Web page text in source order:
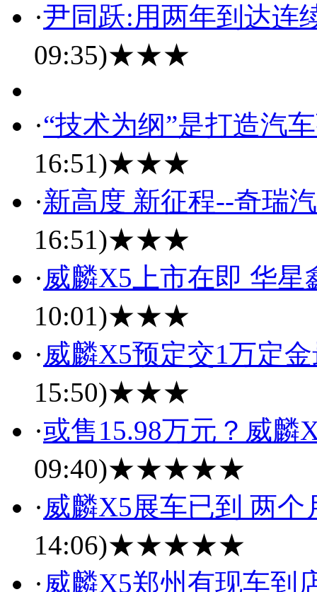
·尹同跃:用两年到达连
09:35)★★★
·“技术为纲”是打造汽
16:51)★★★
·新高度 新征程--奇瑞
16:51)★★★
·威麟X5上市在即 华
10:01)★★★
·威麟X5预定交1万定
15:50)★★★
·或售15.98万元？威麟
09:40)★★★★★
·威麟X5展车已到 两
14:06)★★★★★
·威麟X5郑州有现车到